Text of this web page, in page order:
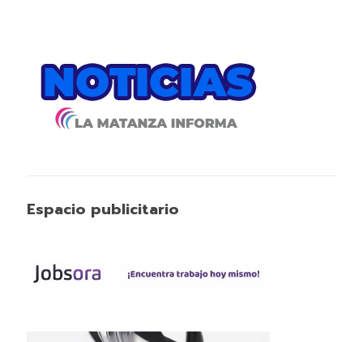
Espacio publicitario